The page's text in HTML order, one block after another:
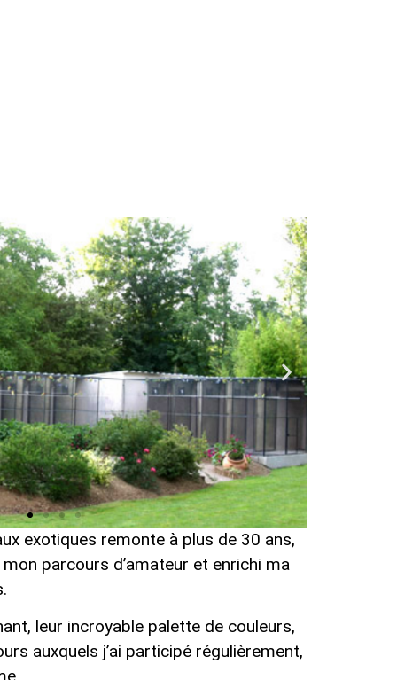
exotiques remonte à plus de 30 ans,
parcours d’amateur et enrichi ma
leur incroyable palette de couleurs,
auxquels j’ai participé régulièrement,